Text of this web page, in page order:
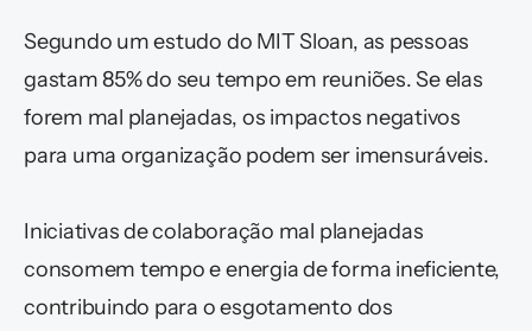
Segundo um estudo do MIT Sloan, as pessoas
gastam 85% do seu tempo em reuniões. Se elas
forem mal planejadas, os impactos negativos
para uma organização podem ser imensuráveis.
Iniciativas de colaboração mal planejadas
consomem tempo e energia de forma ineficiente,
contribuindo para o esgotamento dos